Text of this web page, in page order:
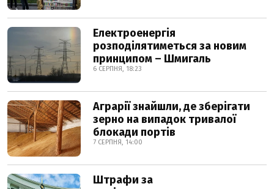
Електроенергія
розподілятиметься за новим
принципом – Шмигаль
6 СЕРПНЯ, 18:23
Аграрії знайшли, де зберігати
зерно на випадок тривалої
блокади портів
7 СЕРПНЯ, 14:00
Штрафи за